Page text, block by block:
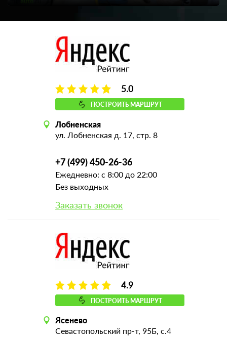
5.0
ПОСТРОИТЬ МАРШРУТ
Лобненская
ул. Лобненская д. 17, стр. 8
+7 (499) 450-26-36
Ежедневно: с 8:00 до 22:00
Без выходных
Заказать звонок
4.9
ПОСТРОИТЬ МАРШРУТ
Ясенево
Севастопольский пр-т, 95Б, с.4